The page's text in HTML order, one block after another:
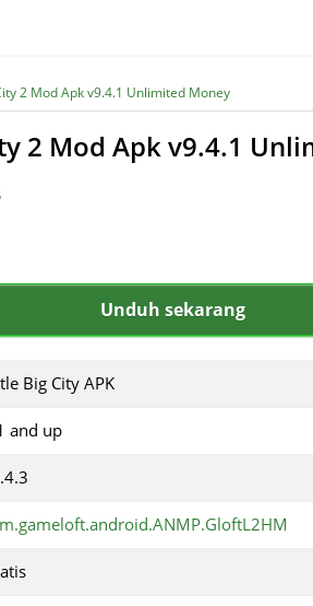
2 Mod Apk v9.4.1 Unlimited Money
2 Mod Apk v9.4.1
Unduh sekarang
Big City APK
and up